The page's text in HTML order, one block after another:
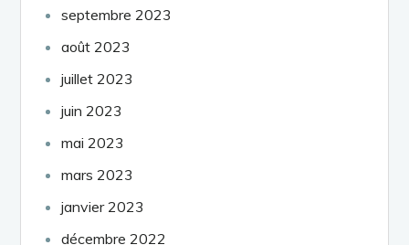
septembre 2023
août 2023
juillet 2023
juin 2023
mai 2023
mars 2023
janvier 2023
décembre 2022